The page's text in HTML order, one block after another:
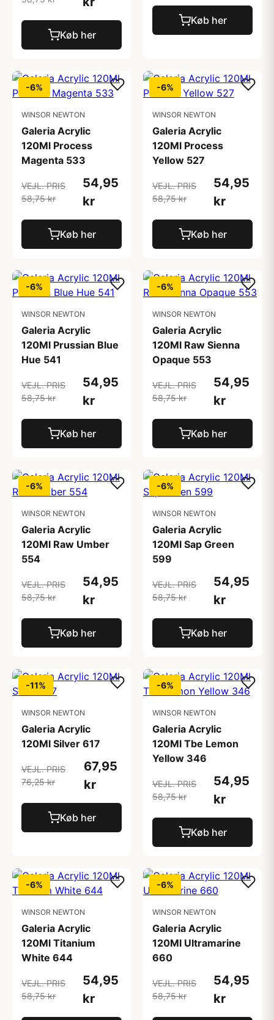
Køb her
Køb her
-6%
WINSOR NEWTON
Galeria Acrylic
120Ml Process
Magenta 533
VEJL. PRIS
58,75 kr
54,95
kr
Køb her
-6%
WINSOR NEWTON
Galeria Acrylic
120Ml Process
Yellow 527
VEJL. PRIS
58,75 kr
54,95
kr
Køb her
-6%
WINSOR NEWTON
Galeria Acrylic
120Ml Prussian Blue
Hue 541
VEJL. PRIS
58,75 kr
54,95
kr
Køb her
-6%
WINSOR NEWTON
Galeria Acrylic
120Ml Raw Sienna
Opaque 553
VEJL. PRIS
58,75 kr
54,95
kr
Køb her
-6%
WINSOR NEWTON
Galeria Acrylic
120Ml Raw Umber
554
VEJL. PRIS
58,75 kr
54,95
kr
Køb her
-6%
WINSOR NEWTON
Galeria Acrylic
120Ml Sap Green
599
VEJL. PRIS
58,75 kr
54,95
kr
Køb her
-11%
WINSOR NEWTON
Galeria Acrylic
120Ml Silver 617
VEJL. PRIS
76,25 kr
67,95
kr
Køb her
-6%
WINSOR NEWTON
Galeria Acrylic
120Ml Tbe Lemon
Yellow 346
VEJL. PRIS
58,75 kr
54,95
kr
Køb her
-6%
WINSOR NEWTON
Galeria Acrylic
120Ml Titanium
White 644
VEJL. PRIS
58,75 kr
54,95
kr
-6%
WINSOR NEWTON
Galeria Acrylic
120Ml Ultramarine
660
VEJL. PRIS
58,75 kr
54,95
kr